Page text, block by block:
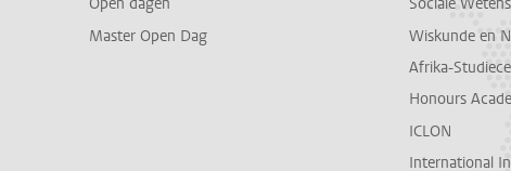
Open dagen
Master Open Dag
Sociale
Wiskunde en
Afrika-
Honours
ICLON
International